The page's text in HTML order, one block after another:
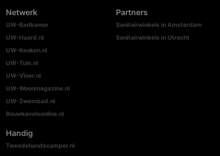
Netwerk
UW-Badkamer
UW-Haard.nl
UW-Keuken.nl
UW-Tuin.nl
UW-Vloer.nl
UW-Woonmagazine.nl
UW-Zwembad.nl
Bouwkavelsonline.nl
Partners
Sanitairwinkels in Amsterdam
Sanitairwinkels in Utrecht
Handig
Tweedehandscamper.nl